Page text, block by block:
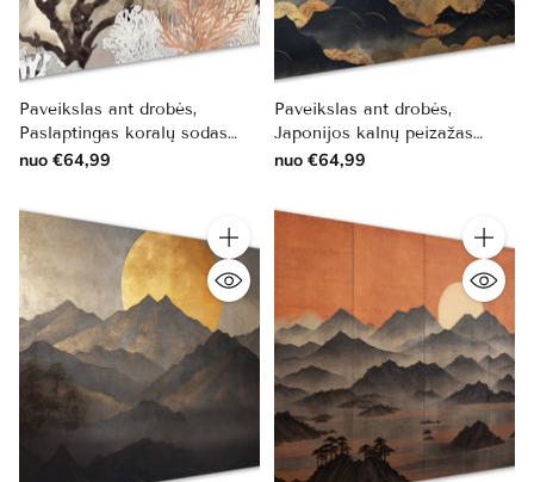
Paveikslas ant drobės,
Paslaptingas koralų sodas
pastelėje
nuo €64,99
Paveikslas ant drobės,
Japonijos kalnų peizažas
saulėlydyje
nuo €64,99
Kiekis Kiekis